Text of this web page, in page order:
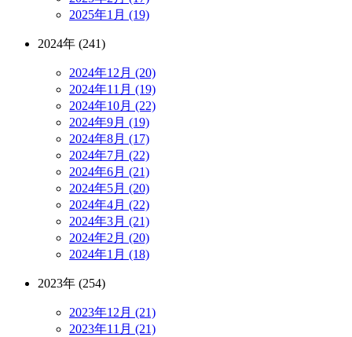
2025年1月 (19)
2024年 (241)
2024年12月 (20)
2024年11月 (19)
2024年10月 (22)
2024年9月 (19)
2024年8月 (17)
2024年7月 (22)
2024年6月 (21)
2024年5月 (20)
2024年4月 (22)
2024年3月 (21)
2024年2月 (20)
2024年1月 (18)
2023年 (254)
2023年12月 (21)
2023年11月 (21)